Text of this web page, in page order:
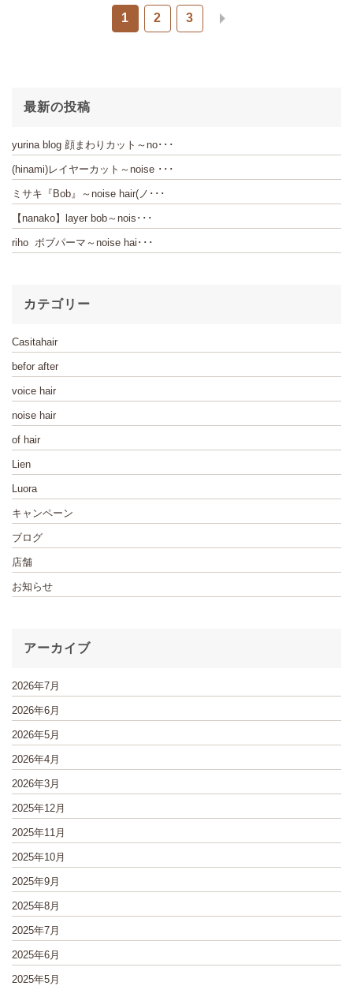
1 2 3
最新の投稿
yurina blog 顔まわりカット～no･･･
(hinami)レイヤーカット～noise ･･･
ミサキ『Bob』～noise hair(ノ･･･
【nanako】layer bob～nois･･･
riho ボブパーマ～noise hai･･･
カテゴリー
Casitahair
befor after
voice hair
noise hair
of hair
Lien
Luora
キャンペーン
ブログ
店舗
お知らせ
アーカイブ
2026年7月
2026年6月
2026年5月
2026年4月
2026年3月
2025年12月
2025年11月
2025年10月
2025年9月
2025年8月
2025年7月
2025年6月
2025年5月